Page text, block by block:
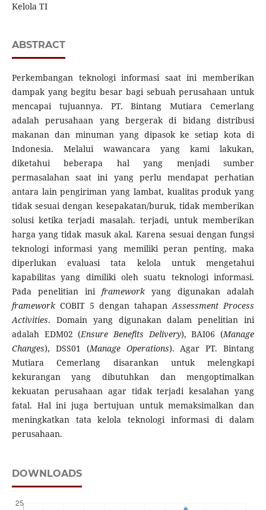
Kelola TI
ABSTRACT
Perkembangan teknologi informasi saat ini memberikan
dampak yang begitu besar bagi sebuah perusahaan untuk
mencapai tujuannya. PT. Bintang Mutiara Cemerlang
adalah perusahaan yang bergerak di bidang distribusi
makanan dan minuman yang dipasok ke setiap kota di
Indonesia. Melalui wawancara yang kami lakukan,
diketahui beberapa hal yang menjadi sumber
permasalahan saat ini yang perlu mendapat perhatian
antara lain pengiriman yang lambat, kualitas produk yang
tidak sesuai dengan kesepakatan/buruk, tidak memberikan
solusi ketika terjadi masalah. terjadi, untuk memberikan
harga yang tidak masuk akal. Karena sesuai dengan fungsi
teknologi informasi yang memiliki peran penting, maka
diperlukan evaluasi tata kelola untuk mengetahui
kapabilitas yang dimiliki oleh suatu teknologi informasi.
Pada penelitian ini frameworkyang digunakan adalah
framework COBIT 5 dengan tahapanAssessment Process
Activities. Domain yang digunakan dalam penelitian ini
adalah EDM02 (Ensure Benefits Delivery), BAI06 (Manage
Changes), DSS01 (Manage Operations). Agar PT. Bintang
Mutiara Cemerlang disarankan untuk melengkapi
kekurangan yang dibutuhkan dan mengoptimalkan
kekuatan perusahaan agar tidak terjadi kesalahan yang
fatal. Hal ini juga bertujuan untuk memaksimalkan dan
meningkatkan tata kelola teknologi informasi di dalam
perusahaan.
DOWNLOADS